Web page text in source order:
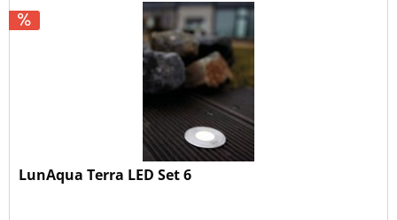
LunAqua Terra LED Set 6